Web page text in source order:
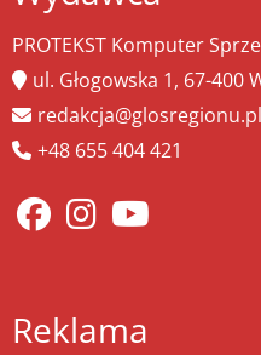
PROTEKST Komputer
ul. Głogowska 1, 67-400
redakcja@glosregionu.pl
+48 655 404 421
Reklama